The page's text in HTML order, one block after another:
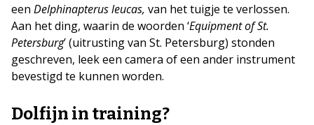
een Delphinapterus leucas, van het tuigje te verlossen.
Aan het ding, waarin de woorden ‘Equipment of St.
Petersburg’ (uitrusting van St. Petersburg) stonden
geschreven, leek een camera of een ander instrument
bevestigd te kunnen worden.
Dolfijn in training?